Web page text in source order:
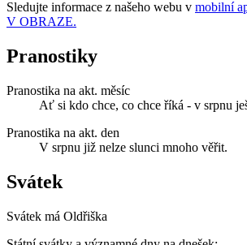
Sledujte informace z našeho webu v mobilní
V OBRAZE.
Pranostiky
Pranostika na akt. měsíc
Ať si kdo chce, co chce říká - v srpnu
Pranostika na akt. den
V srpnu již nelze slunci mnoho věřit.
Svátek
Svátek má Oldřiška